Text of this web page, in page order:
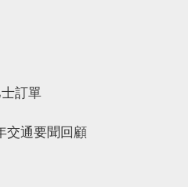
訂單
交通要聞回顧